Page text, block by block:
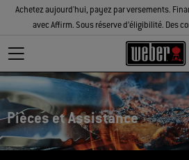
Achetez aujourd'hui, payez par versements.
avec Affirm. Sous réserve d’éligibilité. Des
Pièces et Assistance